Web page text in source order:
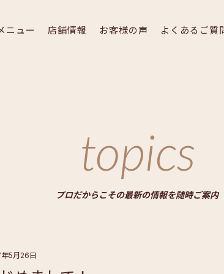
ニュー 店舗情報 お客様の声 よくあるご質
topics
プロだからこその最新の情報を随時ご案内
5月26日